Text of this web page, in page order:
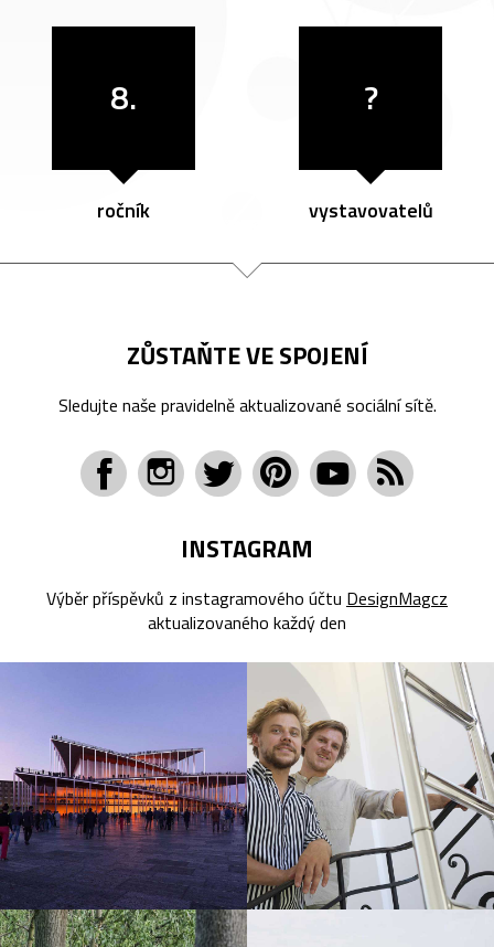
8.
ročník
?
vystavovatelů
ZŮSTAŇTE VE SPOJENÍ
Sledujte naše pravidelně aktualizované sociální sítě.
INSTAGRAM
Výběr příspěvků z instagramového účtu DesignMagcz
aktualizovaného každý den